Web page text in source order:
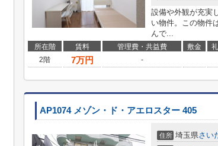
設備や外観が充実
い物件。この物件
んで...
所在階 賃料 管理費・共益費 敷金
2階
7万円 -
AP1074 メゾン・ド・アエロスター 405
住所 埼玉県さい